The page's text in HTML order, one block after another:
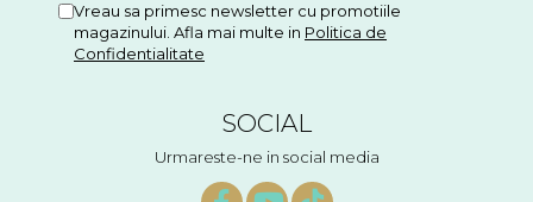
Vreau sa primesc newsletter cu promotiile
magazinului. Afla mai multe in Politica de
Confidentialitate
SOCIAL
Urmareste-ne in social media